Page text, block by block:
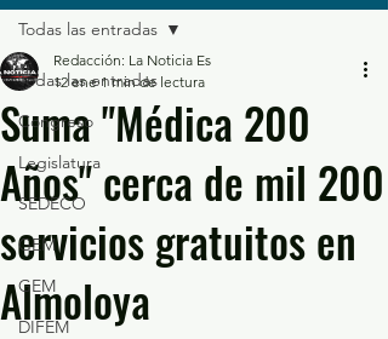
Todas las entradas
Congreso
Legislatura
SEDECO
GEM
GEM
DIFEM
Todas las entradas
Suma "Médica 200
Años" cerca de mil 200
servicios gratuitos en
Almoloya
Redacción: La Noticia Es
12 ene 1 min de lectura